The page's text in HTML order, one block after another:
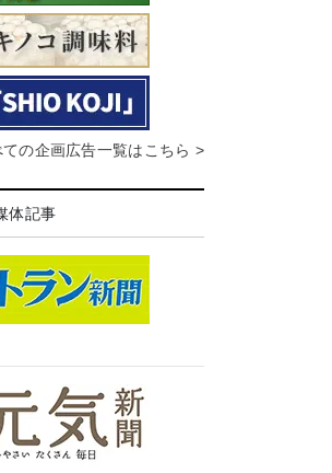
ての企画広告一覧はこちら >
体記事